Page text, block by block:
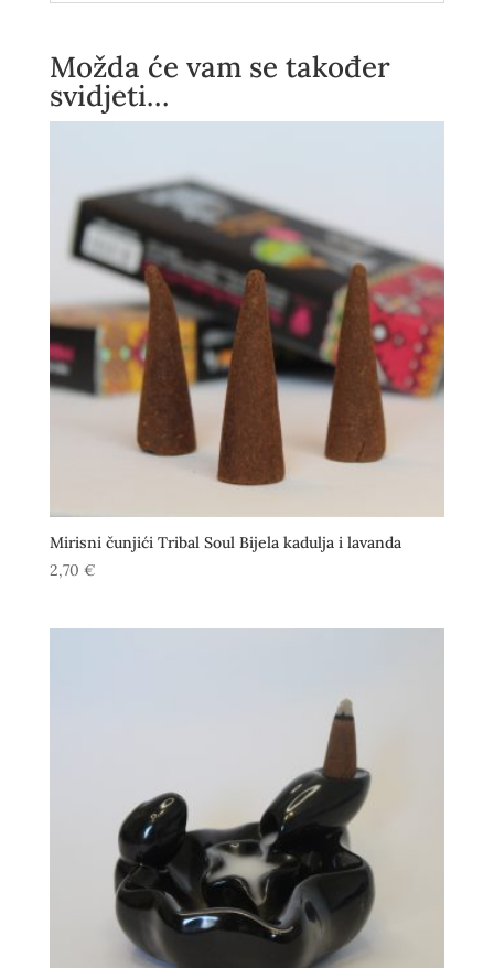
Možda će vam se također
svidjeti…
Mirisni čunjići Tribal Soul Bijela kadulja i lavanda
2,70 €